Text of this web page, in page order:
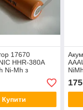
17670
HHR-380A
Ni-Mh з
під паяння
Купити
175